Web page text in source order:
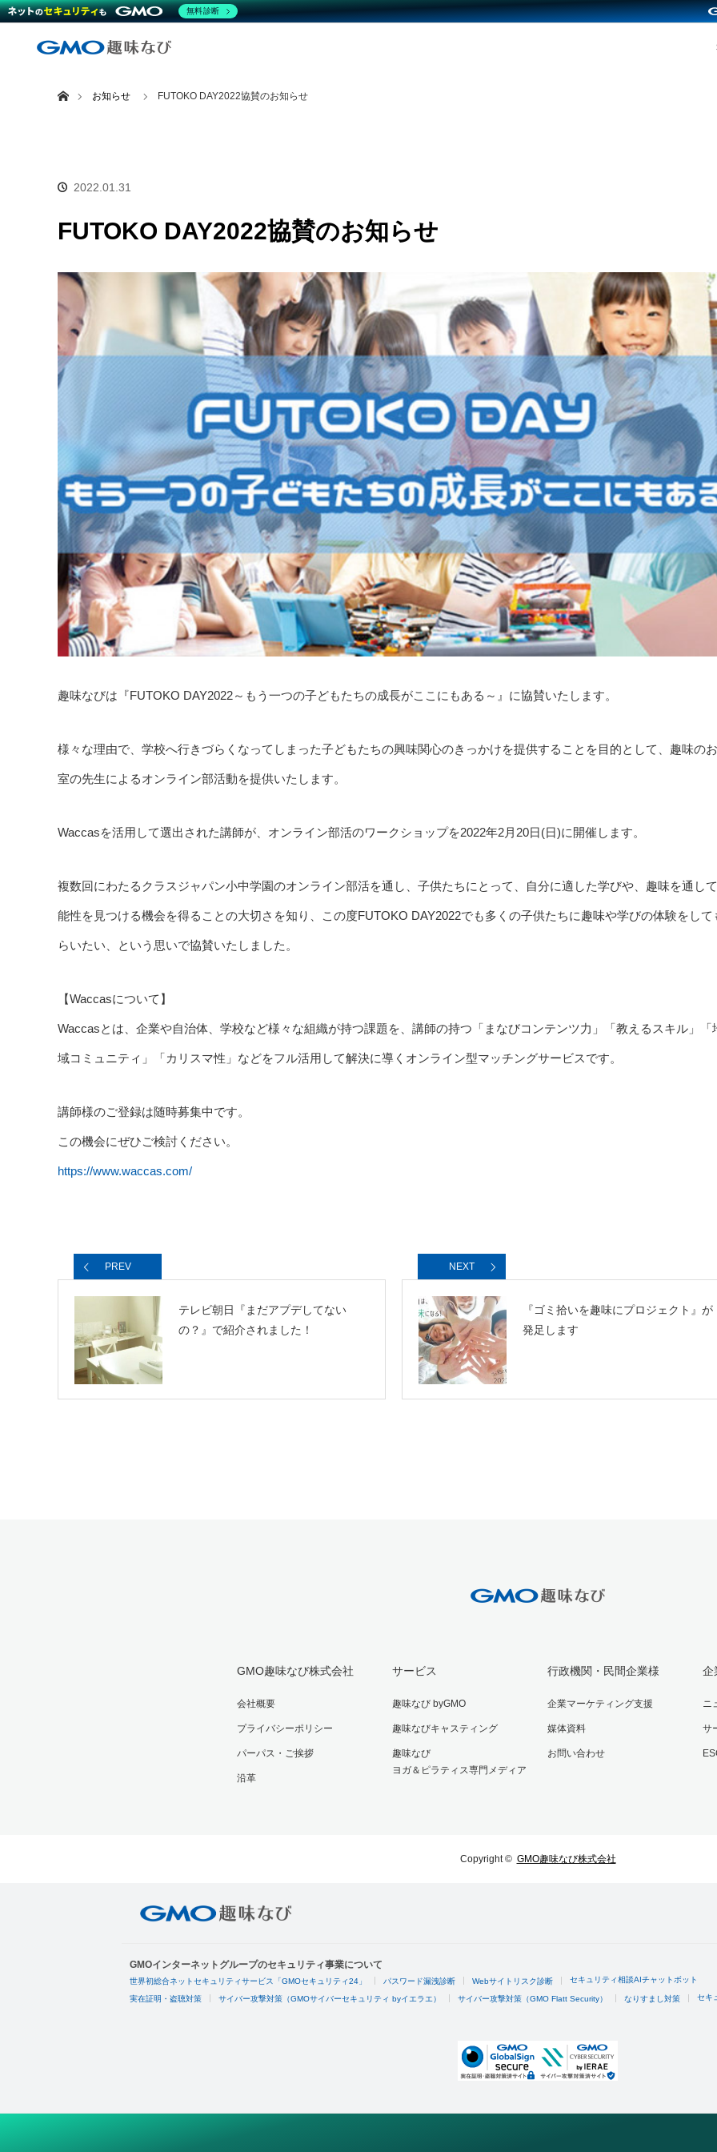
お知らせ
FUTOKO DAY2022協賛のお知らせ
2022.01.31
FUTOKO DAY2022協賛のお知らせ
趣味なびは『FUTOKO DAY2022～もう一つの子どもたちの成長がここにもある～』に協賛いたします。
様々な理由で、学校へ行きづらくなってしまった子どもたちの興味関心のきっかけを提供することを目的として、趣味の
室の先生によるオンライン部活動を提供いたします。
Waccasを活用して選出された講師が、オンライン部活のワークショップを2022年2月20日(日)に開催します。
複数回にわたるクラスジャパン小中学園のオンライン部活を通し、子供たちにとって、自分に適した学びや、趣味を通し
能性を見つける機会を得ることの大切さを知り、この度FUTOKO DAY2022でも多くの子供たちに趣味や学びの体験をして
らいたい、という思いで協賛いたしました。
【Waccasについて】
Waccasとは、企業や自治体、学校など様々な組織が持つ課題を、講師の持つ「まなびコンテンツ力」「教えるスキル」「
域コミュニティ」「カリスマ性」などをフル活用して解決に導くオンライン型マッチングサービスです。
講師様のご登録は随時募集中です。
この機会にぜひご検討ください。
https://www.waccas.com/
PREV
テレビ朝日『まだアプデしてない
の？』で紹介されました！
NEXT
『ゴミ拾いを趣味にプロジェクト』が
発足します
GMO趣味なび株式会社
会社概要
プライバシーポリシー
パーパス・ご挨拶
沿革
サービス
趣味なび byGMO
趣味なびキャスティング
趣味なび
ヨガ＆ピラティス専門メディア
行政機関・民間企業様
企業マーケティング支援
媒体資料
お問い合わせ
企
ニ
サ
Copyright © GMO趣味なび株式会社
GMOインターネットグループのセキュリティ事業について
世界初総合ネットセキュリティサービス「GMOセキュリティ24」 パスワード漏洩診断 Webサイトリスク診断 セキュリティ相談AIチャットボット
実在証明・盗聴対策 サイバー攻撃対策（GMOサイバーセキュリティ byイエラエ） サイバー攻撃対策（GMO Flatt Security） なりすまし対策 セキ
無料診断